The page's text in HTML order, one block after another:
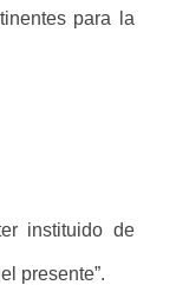
para la
instituido de
presente”.